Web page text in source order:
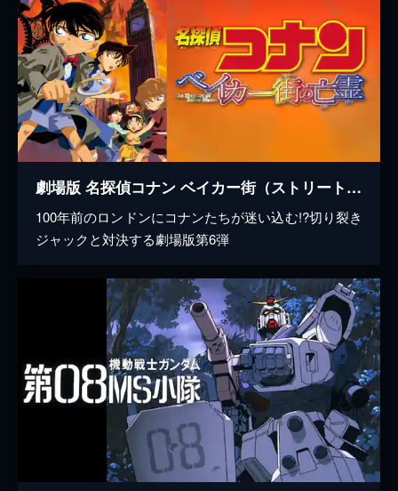
劇場版 名探偵コナン ベイカー街（ストリート）の亡霊
100年前のロンドンにコナンたちが迷い込む!?切り裂き
ジャックと対決する劇場版第6弾